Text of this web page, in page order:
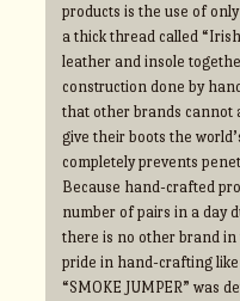
products is the use of
a thick thread called
leather and insole
construction done by
that other brands cannot
give their boots the
completely prevents
Because hand-crafted
number of pairs in a day
there is no other brand in
pride in hand-crafting like
“SMOKE JUMPER” was